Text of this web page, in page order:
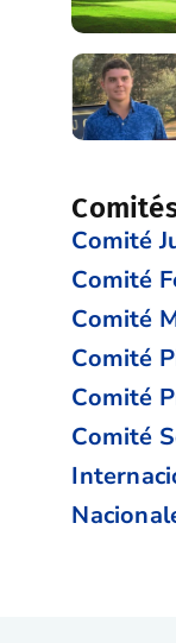
Comité
Comité
Comité
Comité
Comité
Comité